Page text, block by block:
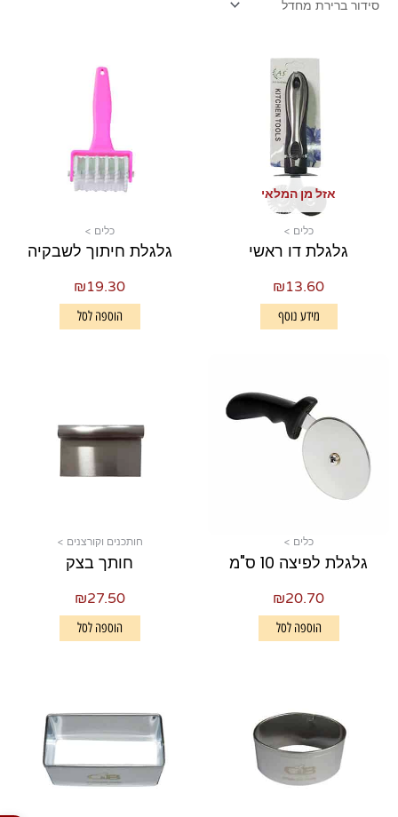
אזל מן המלאי
כלים >
גלגלת דו ראשי
₪13.60
מידע נוסף
כלים >
גלגלת חיתוך לשבקיה
₪19.30
הוספה לסל
כלים >
גלגלת לפיצה 10 ס"מ
₪20.70
הוספה לסל
חותכנים וקורצנים >
חותך בצק
₪27.50
הוספה לסל